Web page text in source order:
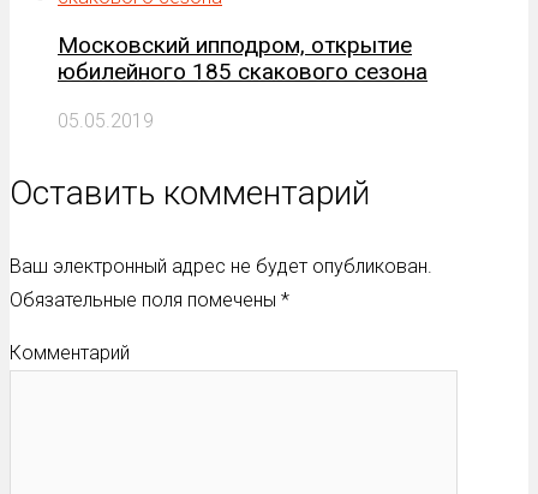
Московский ипподром, открытие
юбилейного 185 скакового сезона
05.05.2019
Оставить комментарий
Ваш электронный адрес не будет опубликован.
Обязательные поля помечены *
Комментарий